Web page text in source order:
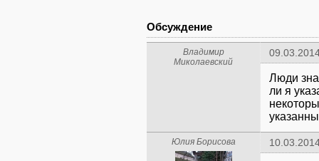
Обсуждение
Владимир
Миколаевский
Люди
ли я
Юлия Борисова